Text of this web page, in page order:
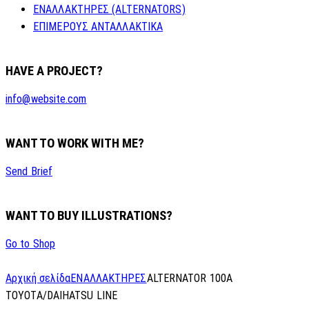
ΕΝΑΛΛΑΚΤΗΡΕΣ (ALTERNATORS)
ΕΠΙΜΕΡΟΥΣ ΑΝΤΑΛΛΑΚΤΙΚΑ
HAVE A PROJECT?
info@website.com
WANT TO WORK WITH ME?
Send Brief
WANT TO BUY ILLUSTRATIONS?
Go to Shop
Αρχική σελίδαΕΝΑΛΛΑΚΤΗΡΕΣALTERNATOR 100A
TOYOTA/DAIHATSU LINE